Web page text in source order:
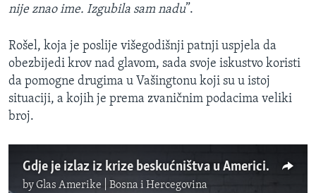
nije znao ime. Izgubila sam nadu”.
Rošel, koja je poslije višegodišnji patnji uspjela da
obezbijedi krov nad glavom, sada svoje iskustvo koristi
da pomogne drugima u Vašingtonu koji su u istoj
situaciji, a kojih je prema zvaničnim podacima veliki
broj.
Gdje je izlaz iz krize beskućništva u Americi?
byGlas Amerike | Bosna i Hercegovina